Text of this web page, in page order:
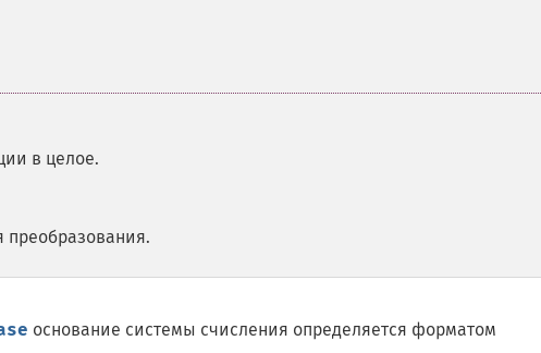
в целое.
преобразования.
основание системы счисления определяется форматом